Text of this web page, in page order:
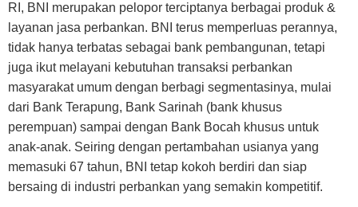
RI, BNI merupakan pelopor terciptanya berbagai produk &
layanan jasa perbankan. BNI terus memperluas perannya,
tidak hanya terbatas sebagai bank pembangunan, tetapi
juga ikut melayani kebutuhan transaksi perbankan
masyarakat umum dengan berbagi segmentasinya, mulai
dari Bank Terapung, Bank Sarinah (bank khusus
perempuan) sampai dengan Bank Bocah khusus untuk
anak-anak. Seiring dengan pertambahan usianya yang
memasuki 67 tahun, BNI tetap kokoh berdiri dan siap
bersaing di industri perbankan yang semakin kompetitif.